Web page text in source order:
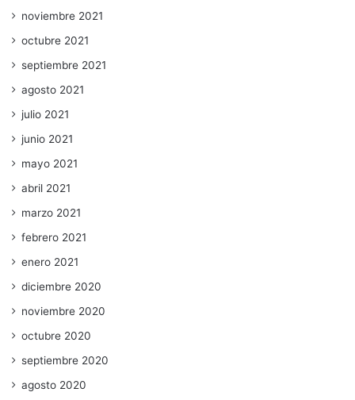
noviembre 2021
octubre 2021
septiembre 2021
agosto 2021
julio 2021
junio 2021
mayo 2021
abril 2021
marzo 2021
febrero 2021
enero 2021
diciembre 2020
noviembre 2020
octubre 2020
septiembre 2020
agosto 2020